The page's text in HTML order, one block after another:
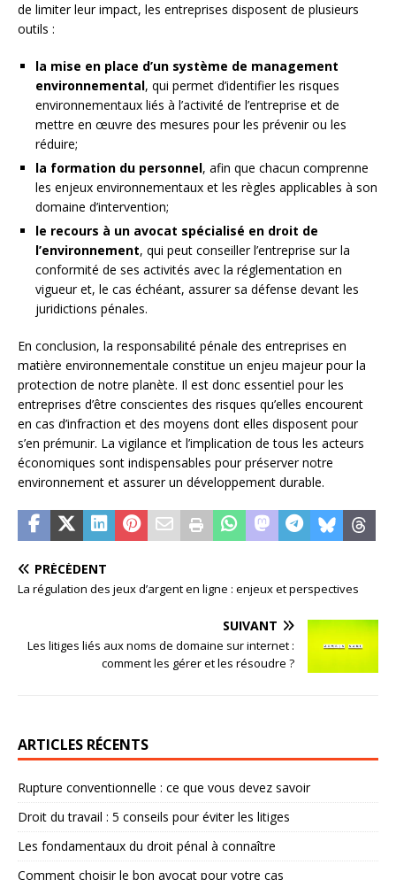
de limiter leur impact, les entreprises disposent de plusieurs
outils :
la mise en place d’un système de management
environnemental, qui permet d’identifier les risques
environnementaux liés à l’activité de l’entreprise et de
mettre en œuvre des mesures pour les prévenir ou les
réduire;
la formation du personnel, afin que chacun comprenne
les enjeux environnementaux et les règles applicables à son
domaine d’intervention;
le recours à un avocat spécialisé en droit de
l’environnement, qui peut conseiller l’entreprise sur la
conformité de ses activités avec la réglementation en
vigueur et, le cas échéant, assurer sa défense devant les
juridictions pénales.
En conclusion, la responsabilité pénale des entreprises en
matière environnementale constitue un enjeu majeur pour la
protection de notre planète. Il est donc essentiel pour les
entreprises d’être conscientes des risques qu’elles encourent
en cas d’infraction et des moyens dont elles disposent pour
s’en prémunir. La vigilance et l’implication de tous les acteurs
économiques sont indispensables pour préserver notre
environnement et assurer un développement durable.
PRÉCÉDENT
La régulation des jeux d’argent en ligne : enjeux et perspectives
SUIVANT
Les litiges liés aux noms de domaine sur internet :
comment les gérer et les résoudre ?
ARTICLES RÉCENTS
Rupture conventionnelle : ce que vous devez savoir
Droit du travail : 5 conseils pour éviter les litiges
Les fondamentaux du droit pénal à connaître
Comment choisir le bon avocat pour votre cas